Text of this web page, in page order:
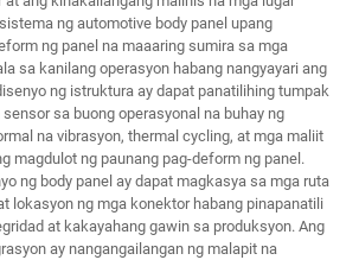
ng automotive body panel upang
ng panel na maaaring sumira sa mga
sa kanilang operasyon habang nangyayari ang
ng istruktura ay dapat panatilihing tumpak
sa buong operasyonal na buhay ng
na vibrasyon, thermal cycling, at mga maliit
magdulot ng paunang pag-deform ng panel.
ng body panel ay dapat magkasya sa mga ruta
lokasyon ng mga konektor habang pinapanatili
at kakayahang gawin sa produksyon. Ang
ay nangangailangan ng malapit na